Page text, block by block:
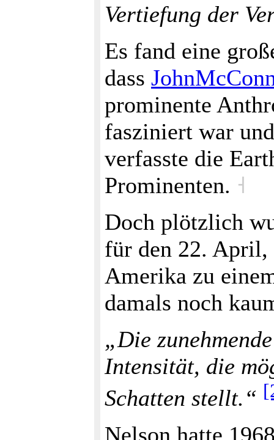
Vertiefung der
Es fand eine
dass
prominente
fasziniert war
verfasste die
Prominenten. ˧
Doch plötzlich
für den 22. April,
Amerika zu
damals noch
„Die
Intensität, die
Schatten stellt.“
Nelson hatte